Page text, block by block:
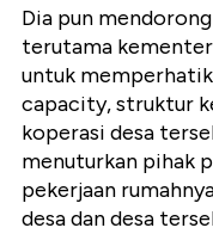
Dia pun
terutama
untuk
capacity, struktur
koperasi desa
menuturkan pihak
pekerjaan
desa dan desa